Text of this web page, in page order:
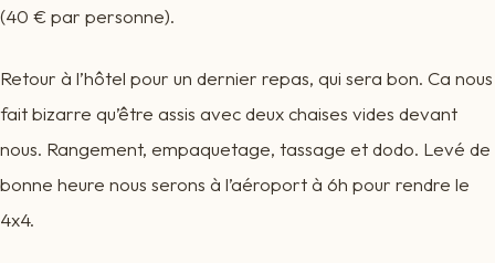
(40 € par personne).
Retour à l’hôtel pour un dernier repas, qui sera bon. Ca nous
fait bizarre qu’être assis avec deux chaises vides devant
nous. Rangement, empaquetage, tassage et dodo. Levé de
bonne heure nous serons à l’aéroport à 6h pour rendre le
4x4.